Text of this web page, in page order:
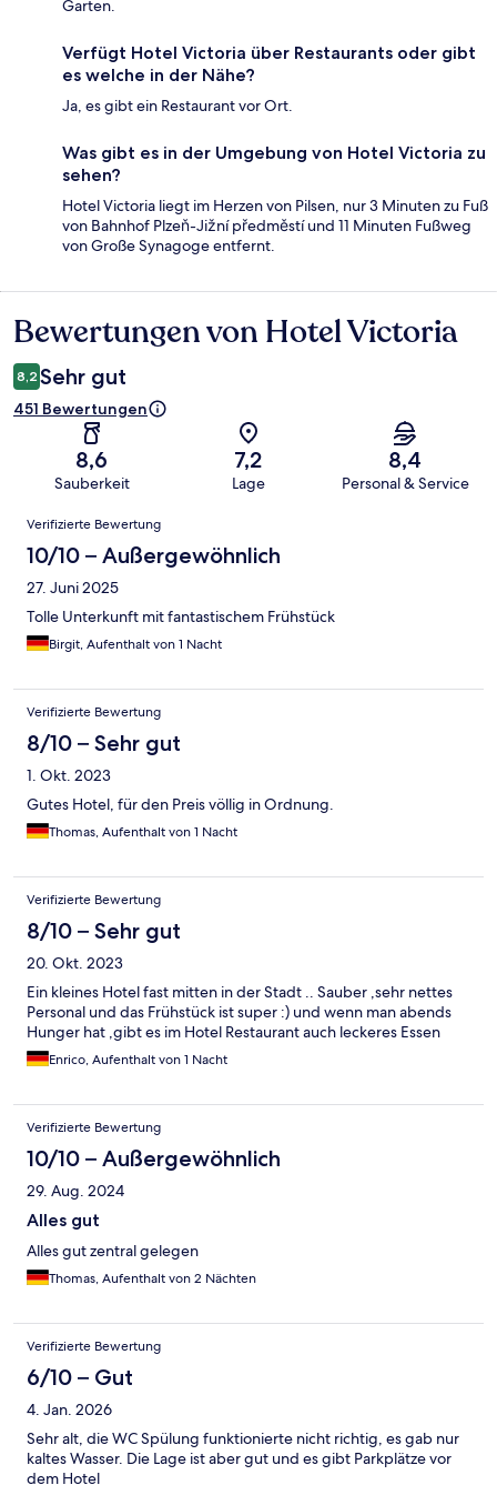
Garten.
Verfügt Hotel Victoria über Restaurants oder gibt
es welche in der Nähe?
Ja, es gibt ein Restaurant vor Ort.
Was gibt es in der Umgebung von Hotel Victoria zu
sehen?
Hotel Victoria liegt im Herzen von Pilsen, nur 3 Minuten zu Fuß
von Bahnhof Plzeň-Jižní předměstí und 11 Minuten Fußweg
von Große Synagoge entfernt.
Bewertungen
Bewertungen von Hotel Victoria
8,2 Sehr gut
451 Bewertungen
8,6
Sauberkeit
7,2
Lage
8,4
Personal & Service
Bewertungen
Verifizierte Bewertung
10/10 – Außergewöhnlich
27. Juni 2025
Tolle Unterkunft mit fantastischem Frühstück
Birgit, Aufenthalt von 1 Nacht
Verifizierte Bewertung
8/10 – Sehr gut
1. Okt. 2023
Gutes Hotel, für den Preis völlig in Ordnung.
Thomas, Aufenthalt von 1 Nacht
Verifizierte Bewertung
8/10 – Sehr gut
20. Okt. 2023
Ein kleines Hotel fast mitten in der Stadt .. Sauber ,sehr nettes
Personal und das Frühstück ist super :) und wenn man abends
Hunger hat ,gibt es im Hotel Restaurant auch leckeres Essen
Enrico, Aufenthalt von 1 Nacht
Verifizierte Bewertung
10/10 – Außergewöhnlich
29. Aug. 2024
Alles gut
Alles gut zentral gelegen
Thomas, Aufenthalt von 2 Nächten
Verifizierte Bewertung
6/10 – Gut
4. Jan. 2026
Sehr alt, die WC Spülung funktionierte nicht richtig, es gab nur
kaltes Wasser. Die Lage ist aber gut und es gibt Parkplätze vor
dem Hotel